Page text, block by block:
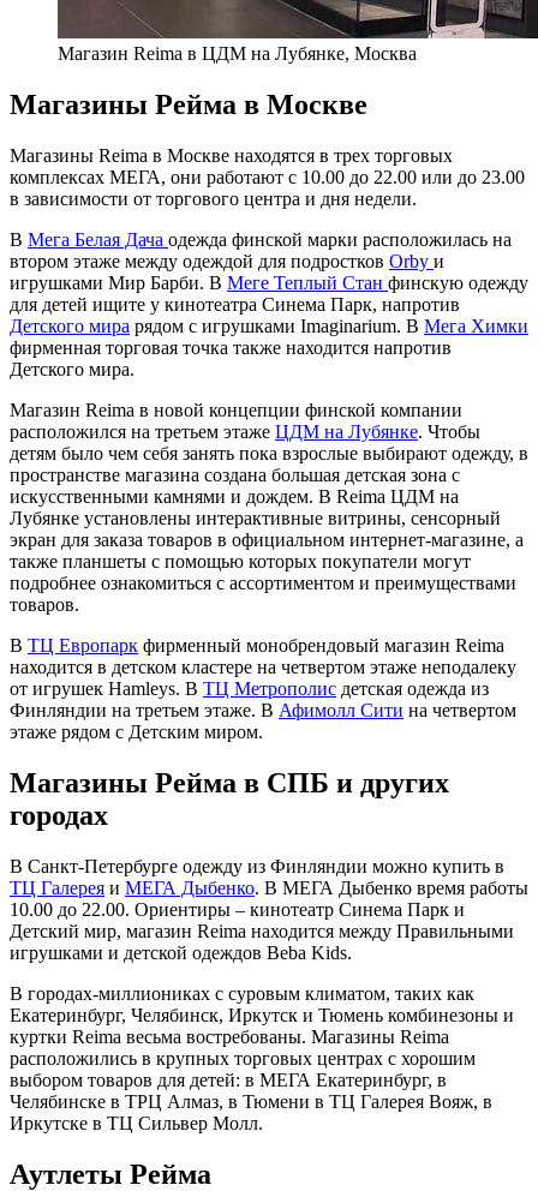
Магазин Reima в ЦДМ на Лубянке, Москва
Магазины Рейма в Москве
Магазины Reima в Москве находятся в трех торговых
комплексах МЕГА, они работают с 10.00 до 22.00 или до 23.00
в зависимости от торгового центра и дня недели.
В Мега Белая Дача одежда финской марки расположилась на
втором этаже между одеждой для подростков Orby и
игрушками Мир Барби. В Меге Теплый Стан финскую одежду
для детей ищите у кинотеатра Синема Парк, напротив
Детского мира рядом с игрушками Imaginarium. В Мега Химки
фирменная торговая точка также находится напротив
Детского мира.
Магазин Reima в новой концепции финской компании
расположился на третьем этаже ЦДМ на Лубянке. Чтобы
детям было чем себя занять пока взрослые выбирают одежду, в
пространстве магазина создана большая детская зона с
искусственными камнями и дождем. В Reima ЦДМ на
Лубянке установлены интерактивные витрины, сенсорный
экран для заказа товаров в официальном интернет-магазине, а
также планшеты с помощью которых покупатели могут
подробнее ознакомиться с ассортиментом и преимуществами
товаров.
В ТЦ Европарк фирменный монобрендовый магазин Reima
находится в детском кластере на четвертом этаже неподалеку
от игрушек Hamleys. В ТЦ Метрополис детская одежда из
Финляндии на третьем этаже. В Афимолл Сити на четвертом
этаже рядом с Детским миром.
Магазины Рейма в СПБ и других
городах
В Санкт-Петербурге одежду из Финляндии можно купить в
ТЦ Галерея и МЕГА Дыбенко. В МЕГА Дыбенко время работы
10.00 до 22.00. Ориентиры – кинотеатр Синема Парк и
Детский мир, магазин Reima находится между Правильными
игрушками и детской одеждов Beba Kids.
В городах-миллиониках с суровым климатом, таких как
Екатеринбург, Челябинск, Иркутск и Тюмень комбинезоны и
куртки Reima весьма востребованы. Магазины Reima
расположились в крупных торговых центрах с хорошим
выбором товаров для детей: в МЕГА Екатеринбург, в
Челябинске в ТРЦ Алмаз, в Тюмени в ТЦ Галерея Вояж, в
Иркутске в ТЦ Сильвер Молл.
Аутлеты Рейма